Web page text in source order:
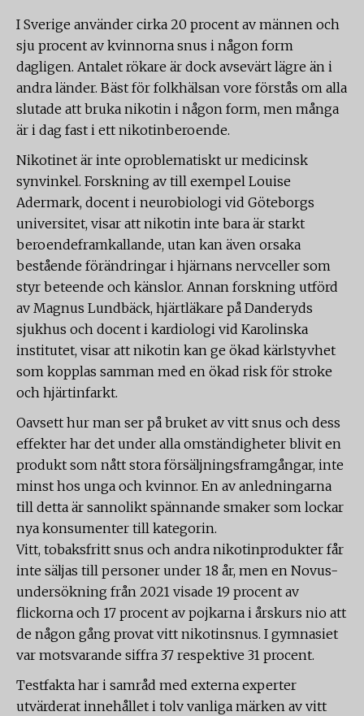
I Sverige använder cirka 20 procent av männen och
sju procent av kvinnorna snus i någon form
dagligen. Antalet rökare är dock avsevärt lägre än i
andra länder. Bäst för folkhälsan vore förstås om alla
slutade att bruka nikotin i någon form, men många
är i dag fast i ett nikotinberoende.
Nikotinet är inte oproblematiskt ur medicinsk
synvinkel. Forskning av till exempel Louise
Adermark, docent i neurobiologi vid Göteborgs
universitet, visar att nikotin inte bara är starkt
beroendeframkallande, utan kan även orsaka
bestående förändringar i hjärnans nervceller som
styr beteende och känslor. Annan forskning utförd
av Magnus Lundbäck, hjärtläkare på Danderyds
sjukhus och docent i kardiologi vid Karolinska
institutet, visar att nikotin kan ge ökad kärlstyvhet
som kopplas samman med en ökad risk för stroke
och hjärtinfarkt.
Oavsett hur man ser på bruket av vitt snus och dess
effekter har det under alla omständigheter blivit en
produkt som nått stora försäljningsframgångar, inte
minst hos unga och kvinnor. En av anledningarna
till detta är sannolikt spännande smaker som lockar
nya konsumenter till kategorin.
Vitt, tobaksfritt snus och andra nikotinprodukter får
inte säljas till personer under 18 år, men en Novus-
undersökning från 2021 visade 19 procent av
flickorna och 17 procent av pojkarna i årskurs nio att
de någon gång provat vitt nikotinsnus. I gymnasiet
var motsvarande siffra 37 respektive 31 procent.
Testfakta har i samråd med externa experter
utvärderat innehållet i tolv vanliga märken av vitt